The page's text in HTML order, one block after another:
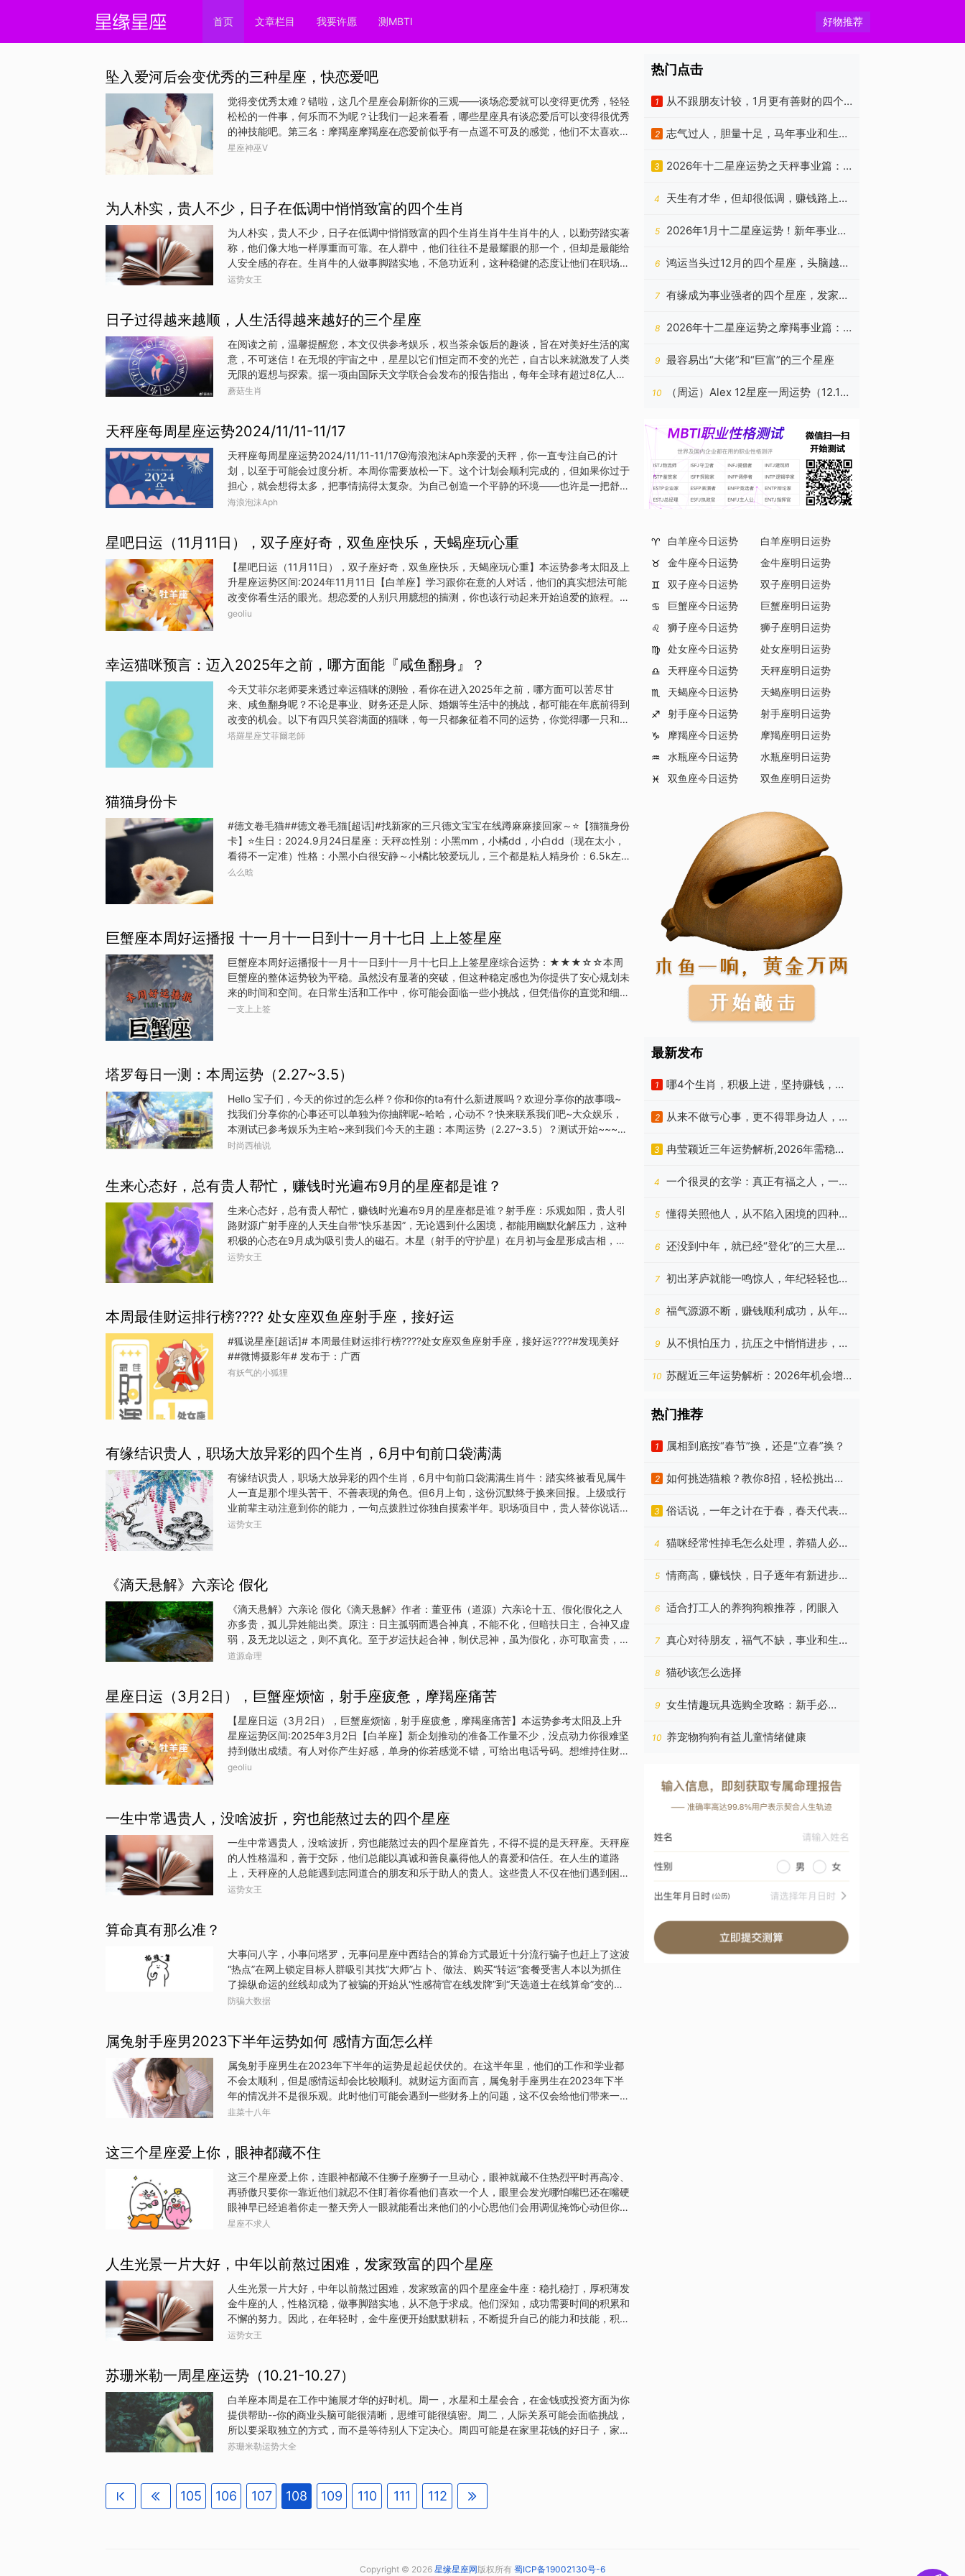
首页 文章栏目 我要许愿 测MBTI 好物推荐
坠入爱河后会变优秀的三种星座，快恋爱吧
觉得变优秀太难？错啦，这几个星座会刷新你的三观——谈场恋爱就可以变得更优秀，轻轻
松松的一件事，何乐而不为呢？让我们一起来看看，哪些星座具有谈恋爱后可以变得很优秀
的神技能吧。第三名：摩羯座摩羯座在恋爱前似乎有一点遥不可及的感觉，他们不太喜欢接
触人，也不是很爱说话，看起来比较冷漠。而在恋爱后，他们就像变了个人似的，积极主动
个眼神过来让你自行体会，真的有点像“狮子”呢。而恋爱之后，狮子座们好像突然间被降服
思还是比较游荡的，也比较爱玩，喜欢去追求刺激以及新鲜感，虽然给人一种果敢善于冒险
的印象，但多多少少也会感觉有一些不可靠
星座神巫V
为人朴实，贵人不少，日子在低调中悄悄致富的四个生肖
为人朴实，贵人不少，日子在低调中悄悄致富的四个生肖生肖牛生肖牛的人，以勤劳踏实著
称，他们像大地一样厚重而可靠。在人群中，他们往往不是最耀眼的那一个，但却是最能给
人安全感的存在。生肖牛的人做事脚踏实地，不急功近利，这种稳健的态度让他们在职场上
赢得了上司的信任和同事的尊重。他们的朴实无华，也让他们在生活中收获了众多真心相待
总是以一颗善良的心去对待周围的人和事。在社交场合，生肖兔的人虽然不善于言辞，但他
们的真诚和善良却总能打动人心，赢得他人的好感。这种性格特质，让他们在人生的旅途中
遇到了不少贵人。这些贵人或许在某个关键时刻给予他们指点迷津，或许在事业上提供助
力，让生肖兔的人在低调中逐渐走向成功，财富也随之而来。生肖羊生肖羊的人，性格内
敛，心思细腻，他们总是能够敏锐地察觉到他人的
运势女王
日子过得越来越顺，人生活得越来越好的三个星座
在阅读之前，温馨提醒您，本文仅供参考娱乐，权当茶余饭后的趣谈，旨在对美好生活的寓
意，不可迷信！在无垠的宇宙之中，星星以它们恒定而不变的光芒，自古以来就激发了人类
无限的遐想与探索。据一项由国际天文学联合会发布的报告指出，每年全球有超过8亿人次
通过各种渠道查询星座运势，这一数字还在逐年增长，这不仅反映了人们对于自身命运的好
们将一起揭开这些星座的神秘面纱，探讨它们如何在变幻莫测的人生旅途中，凭借智慧与勇
气，创造出属于自己的辉煌篇章。一、天秤座：平衡之美，和谐共生天秤座，这个在星空下
熠熠生辉的星座，其名字本身就蕴含着无尽的哲理与智慧。它不仅是公平与和谐的象征，更
是生活中那杆无形却精准的天平，总能巧妙地找到万物之间的最佳平衡点。天秤座的人，仿
佛是从古老典籍中走出的智者，他们的血液中
蘑菇生肖
天秤座每周星座运势2024/11/11-11/17
天秤座每周星座运势2024/11/11-11/17@海浪泡沫Aph亲爱的天秤，你一直专注自己的计
划，以至于可能会过度分析。本周你需要放松一下。这个计划会顺利完成的，但如果你过于
担心，就会想得太多，把事情搞得太复杂。为自己创造一个平静的环境——也许是一把舒适
的椅子、一本记事本、几首能激发灵感的音乐——慢慢花时间去重新审视这个计划。这并不
待，应该会很顺利。本周你的居住环境可能会成为交谈的主题。也许你正考虑买房或重新租
房。如果没有找到让你当即感觉完美的房子，那就慢慢找。与其仓促定下不喜欢的房子，不
如等待合适的。临近周末时收到的某个计划邀约可能会给你带来很多乐趣，但如果你在考虑
拒绝，你要记得这句话。因为你现在真的需要一次无忧无虑的出游，而且你可以稍后再履行
职责。
海浪泡沫Aph
星吧日运（11月11日），双子座好奇，双鱼座快乐，天蝎座玩心重
【星吧日运（11月11日），双子座好奇，双鱼座快乐，天蝎座玩心重】本运势参考太阳及上
升星座运势区间:2024年11月11日【白羊座】学习跟你在意的人对话，他们的真实想法可能
改变你看生活的眼光。想恋爱的人别只用臆想的揣测，你也该行动起来开始追爱的旅程。想
想你的理财大目标，问问你自己每次想买的东西是否都有必要。变得在意别人的表现，若与
密值。找朋友共同合资买乐透会有些小收获，工作方面尽心也能提高财运。新计划的实施多
方面要大家的共同努力，一个人瞎折腾很难成功。【双子座】好奇不安于室的你今天异常沉
稳！让身边的人觉得你这样很踏实。单身的你在选择对象方面别太强调外在条件，桃花缘会
因此变少。财运佳！有进账让你荷包满满，而且你没精力出去挥霍，成功守住。不再一成不
变的环境会带来一次潜能大爆发
geoliu
幸运猫咪预言：迈入2025年之前，哪方面能『咸鱼翻身』？
今天艾菲尔老师要来透过幸运猫咪的测验，看你在进入2025年之前，哪方面可以苦尽甘
来、咸鱼翻身呢？不论是事业、财务还是人际、婚姻等生活中的挑战，都可能在年底前得到
改变的机会。以下有四只笑容满面的猫咪，每一只都象征着不同的运势，你觉得哪一只和你
最有缘、能为你带来好运呢？快来选出一只最能打动你的猫咪，看看在哪一方面你将迎来转
财务困境。贵人运也会相伴而来，他们可能会帮助你找到更好的投资机会或工作，让你的财
务状况逐渐稳定并有所增长。建议你抓住每
塔羅星座艾菲爾老師
猫猫身份卡
#德文卷毛猫##德文卷毛猫[超话]#找新家的三只德文宝宝在线蹲麻麻接回家～⭐️【猫猫身份
卡】⭐️生日：2024.9月24日星座：天秤⚖️性别：小黑mm，小橘dd，小白dd（现在太小，
看得不一定准）性格：小黑小白很安静～小橘比较爱玩儿，三个都是粘人精身价：6.5k左
右（含????）可去新家时间：25年1月24日左右～Ps：照片是三只宝宝刚睁眼时拍的，眼
么么晗
巨蟹座本周好运播报 十一月十一日到十一月十七日 上上签星座
巨蟹座本周好运播报十一月十一日到十一月十七日上上签星座综合运势：★★★☆☆本周
巨蟹座的整体运势较为平稳。虽然没有显著的突破，但这种稳定感也为你提供了安心规划未
来的时间和空间。在日常生活和工作中，你可能会面临一些小挑战，但凭借你的直觉和细腻
的观察力，这些问题都能逐一解决。注意保持内心的平和，以更好地应对环境的变化。爱情
★★★★☆在工作方面，巨蟹座本周会展现出强烈的责任感和执行力。这种态度将被同事
和上司所认可，并可能带来一些新的机会。随着团队责任的提升，你需要进一步发挥领导才
能和协作精神。善于利用团队资源和保持良好的内部沟通，将帮助你在复杂的项目中脱颖而
出。财运：★★★☆☆本周巨蟹座的财务状况较为稳定，
一支上上签
塔罗每日一测：本周运势（2.27~3.5）
Hello 宝子们，今天的你过的怎么样？你和你的ta有什么新进展吗？欢迎分享你的故事哦~
找我们分享你的心事还可以单独为你抽牌呢~哈哈，心动不？快来联系我们吧~大众娱乐，
本测试已参考娱乐为主哈~来到我们今天的主题：本周运势（2.27~3.5）？测试开始~~~~
好，现在深呼吸3次，保持心情平静，默念这个问题三遍“本周运势（2.27~3.5）？”，好，
解决很多难题，被领导夸赞做事风格很独特哦。在行动力上不输任何一个人，跟另一半的关
系也是非常开心的，或单身的宝子这周会做出行动表白喜欢的人哦。宝剑皇后正位：如果宝
子在工作中是是个领导者，会得到很多下属的喜欢，因为你的细心能发现很多细节上的东
西，也会给自己带来一种别样的魅力，只不过有时候会感觉自己比较理智，这时候不要太过
于严厉哦。目前财
时尚西柚说
生来心态好，总有贵人帮忙，赚钱时光遍布9月的星座都是谁？
生来心态好，总有贵人帮忙，赚钱时光遍布9月的星座都是谁？射手座：乐观如阳，贵人引
路财源广射手座的人天生自带“快乐基因”，无论遇到什么困境，都能用幽默化解压力，这种
积极的心态在9月成为吸引贵人的磁石。木星（射手的守护星）在月初与金星形成吉相，为
射手带来广阔的人脉资源，职场中可能遇到赏识其才华的领导，生活中也能结识行业前辈，
长平衡关系，总能用温和的态度化解矛盾，这种高情商在9月转化为实实在在的财运。金星
户或合作伙伴的信任，订单、项目接踵而至，正财收入稳步提升。同时，天秤本月的偏财运
也值得期待，通过朋友介绍的投资机会
运势女王
本周最佳财运排行榜???? 处女座双鱼座射手座，接好运
#狐说星座[超话]# 本周最佳财运排行榜????处女座双鱼座射手座，接好运????#发现美好
##微博摄影年# 发布于：广西
有妖气的小狐狸
有缘结识贵人，职场大放异彩的四个生肖，6月中旬前口袋满满
有缘结识贵人，职场大放异彩的四个生肖，6月中旬前口袋满满生肖牛：踏实终被看见属牛
人一直是那个埋头苦干、不善表现的角色。但6月上旬，这份沉默终于换来回报。上级或行
业前辈主动注意到你的能力，一句点拨胜过你独自摸索半年。职场项目中，贵人替你说话、
帮你争取资源，升职加薪的消息大概率在6月中旬前落地。正财运极旺，加班费、项目奖
息，可能是一次合作引荐，看似不经意，实则改变你接下来半年的收入结构。职场上你的判
运也不错，但切记见好就收，别贪多。生肖马：贵人铺路，一路狂奔2026丙午年，属马人
本命年的压力在6月上旬反而转化为动力。关键
运势女王
《滴天悬解》六亲论 假化
《滴天悬解》六亲论 假化《滴天悬解》作者：董亚伟（道源）六亲论十五、假化假化之人
亦多贵，孤儿异姓能出类。原注：日主孤弱而遇合神真，不能不化，但暗扶日主，合神又虚
弱，及无龙以运之，则不真化。至于岁运扶起合神，制伏忌神，虽为假化，亦可取富贵，虽
是异姓孤儿，可出类拔萃，但其人多执滞偏拗，作事不进，骨肉欠遂。任氏曰：假化之局，
故假化比真化尤难，更宜细究，庶得假化之机。如甲己之合，生于丑戌月，合神虽真，而日
主孤弱无助，不能不化，但秋冬气翕而寒，又有金气暗泄，岁运必须逢火，去其寒湿之气，
则中气和暖矣。生于辰未之月，化神虽有余，而辰乃木之余气，未是通根身库，木未尝无
根，但春夏气辟而暖，又有水木藏根，岁运必须土金之地，去其木之根苗，则无分争矣。如
乙庚之合，日主是木，生于夏令，合神虽不真，
道源命理
星座日运（3月2日），巨蟹座烦恼，射手座疲惫，摩羯座痛苦
【星座日运（3月2日），巨蟹座烦恼，射手座疲惫，摩羯座痛苦】本运势参考太阳及上升
星座运势区间:2025年3月2日【白羊座】新企划推动的准备工作量不少，没点动力你很难坚
持到做出成绩。有人对你产生好感，单身的你若感觉不错，可给出电话号码。想维持住财运
不走差的局面，就得努力克服掉一些理财坏习惯。一件事拖得太久就失去了最好的时机，别
该花的，你都一股脑花出去，之后盘点钱的去处你又后悔。别把自己逼太紧，无心工作就索
性休息一下，改天再继续努力吧！【双子座】到处跑，会接触不少形形色色的人，满足了你
爱交朋友的天性！一时兴起研究了解的婚恋心理学，会帮你解决一个很大的麻烦。算账是件
头疼的事，尤其是在你发觉之前的消费过于浮滥的基础上。思绪清晰，比较适合赶报告或低
调耕耘一些需要长期发展的事务。【巨
geoliu
一生中常遇贵人，没啥波折，穷也能熬过去的四个星座
一生中常遇贵人，没啥波折，穷也能熬过去的四个星座首先，不得不提的是天秤座。天秤座
的人性格温和，善于交际，他们总能以真诚和善良赢得他人的喜爱和信任。在人生的道路
上，天秤座的人总能遇到志同道合的朋友和乐于助人的贵人。这些贵人不仅在他们遇到困难
时伸出援手，更在他们迷茫时给予指引。因此，天秤座的人即使身处逆境，也能迅速找到方
的朋友，一起追求梦想，共同奋斗。同时，射手座的人也有着不错的运气，常能在关键时刻
得到贵人的相助。因此，射手座的人即使遇到再大的困难，也能凭借自己的努力和贵人的帮
助，顺利度过难关。再来说说双子座。双子座的人聪明伶俐，机智过人，他们总能迅速适应
各种环境，找到属于自己的位置。双子座的人善
运势女王
算命真有那么准？
大事问八字，小事问塔罗，无事问星座中西结合的算命方式最近十分流行骗子也赶上了这波
“热点”在网上锁定目标人群吸引其找“大师”占卜、做法、购买“转运”套餐受害人本以为抓住
了操纵命运的丝线却成为了被骗的开始从“性感荷官在线发牌”到“天选道士在线算命”变的只
是形式不变的是诈骗的内核套路解析步骤一骗子冒充“算命大师”“占卜师”等，在抖音、贴
人往指定账户转账，或趁机高价兜售“转运”“消灾”等护身产品和在线做法事、立功德碑等服
务。步骤三骗子以“缺少备注”“操作失误”“增强法事效果”等理由诱导受害人不断转账，骗取
钱财。警方提醒、1、破除封建迷信思想，崇尚科学，切勿相信“破财消灾”“花钱转运”等迷信
说法。 发布于：北京
防骗大数据
属兔射手座男2023下半年运势如何 感情方面怎么样
属兔射手座男生在2023年下半年的运势是起起伏伏的。在这半年里，他们的工作和学业都
不会太顺利，但是感情运却会比较顺利。就财运方面而言，属兔射手座男生在2023年下半
年的情况并不是很乐观。此时他们可能会遇到一些财务上的问题，这不仅会给他们带来一定
的经济压力，还会导致他们感到困难重重。为了化解这些问题，属兔射手座男生需要找到一
难。他们可能需要进行更多的工作以及更密集的学习，才能够达到他们所需要的目标。幸运
的是，在感情方面，属兔射手座男生在2023年下半年的运势非常不错。如果他们已经有了
一个稳定的伴侣，那么这个时期将是他们爱情生活中幸福的时光。他们的感情会变得更加稳
定和充满爱意。相反，如果他们还没有找到合适的对象来共度人生，那么2023年下半年就
是一个非常理想的时间点，因为在这
韭菜十八年
这三个星座爱上你，眼神都藏不住
这三个星座爱上你，连眼神都藏不住狮子座狮子一旦动心，眼神就藏不住热烈平时再高冷、
再骄傲只要你一靠近他们就忍不住盯着你看他们喜欢一个人，眼里会发光哪怕嘴巴还在嘴硬
眼神早已经追着你走一整天旁人一眼就能看出来他们的小心思他们会用调侃掩饰心动但你认
真看，就能发现他们眼里是毫不掩饰的专注和炙热狮子的眼神，就是他们藏不住的情书每一
进心里一动不动地看你，仿佛世界都安静了他们再怎么装作冷静那种深情也遮不住甚至你一
说“别看我了”他们都不带移开视线的天蝎的眼神，太深情也太诚实那是他们藏都藏不住的喜
欢双鱼座双鱼一喜欢你，整个眼神都变温柔了平时再迷糊、再傻傻的只要你一出现，他们的
注意力就只剩你他们会静静看着你笑眼里是止不住的情绪你说话的时候，他们总是看得很认
真哪怕什么都没听进去他们在心动时会害
星座不求人
人生光景一片大好，中年以前熬过困难，发家致富的四个星座
人生光景一片大好，中年以前熬过困难，发家致富的四个星座金牛座：稳扎稳打，厚积薄发
金牛座的人，性格沉稳，做事脚踏实地，从不急于求成。他们深知，成功需要时间的积累和
不懈的努力。因此，在年轻时，金牛座便开始默默耕耘，不断提升自己的能力和技能，积累
经验和资源。他们不畏艰难，即使面对困境也从不轻言放弃，而是选择坚持下去，用实际行
领袖风范狮子座的人，天生具有领袖气质和非凡的勇气。他们敢于挑战自我，追求更高的目
标和更广阔的天地。在年轻时，狮子座便展现出过人的胆识和魄力，勇于承担责任，敢于面
对困难。他们不畏失败，即使遭遇挫折也能迅速调整心态，重新出发。中年之前，狮子座凭
借自己的努力和才华，在职场上崭露头角，成为行业的佼佼者。随着地位的提升和影响力的
扩大，他们的财富也随之水涨船高，实现了人
运势女王
苏珊米勒一周星座运势（10.21-10.27）
白羊座本周是在工作中施展才华的好时机。周一，水星和土星会合，在金钱或投资方面为你
提供帮助--你的商业头脑可能很清晰，思维可能很缜密。周二，人际关系可能会面临挑战，
所以要采取独立的方式，而不是等待别人下定决心。周四可能是在家里花钱的好日子，家人
可能会送给你一份惊喜礼物。金牛座本周是理清头绪、开拓进取的好时机。周一，勤劳的土
最激动人心的一天，热情的火星与金牛座的天王星携手合作--行动可能会引领你达到激动人
心的新高度。双子座本周可能有很多大展身手的机会。周一，聪明的水星与有商业头脑的土
苏珊米勒运势大全
105 106 107 108 109 110 111 112
热门点击
1
从不跟朋友计较，1月更有善财的四个
生肖，意外收获相当多
2
志气过人，胆量十足，马年事业和生意
一马当先的四个属相
3
2026年十二星座运势之天秤事业篇：
平衡暂失，静待云开
4
天生有才华，但却很低调，赚钱路上贵
人多，烦恼少的3个生肖
5
2026年1月十二星座运势！新年事业如
何？
6
鸿运当头过12月的四个星座，头脑越发
灵活，困难消失不见
7
有缘成为事业强者的四个星座，发家致
富无压力，日子顺利十足
8
2026年十二星座运势之摩羯事业篇：
稳筑高台，心有所归
9 最容易出“大佬”和“巨富”的三个星座
10
（周运）Alex 12星座一周运势（12.15
♈ 白羊座今日运势
白羊座明日运势
♉
金牛座今日运势
金牛座明日运势
♊
双子座今日运势
双子座明日运势
♋
巨蟹座今日运势
巨蟹座明日运势
♌
狮子座今日运势
狮子座明日运势
♍
处女座今日运势
处女座明日运势
♎
天秤座今日运势
天秤座明日运势
♏
天蝎座今日运势
天蝎座明日运势
♐
射手座今日运势
射手座明日运势
♑
摩羯座今日运势
摩羯座明日运势
♒
水瓶座今日运势
水瓶座明日运势
♓
双鱼座今日运势 双鱼座明日运势
最新发布
1
哪4个生肖，积极上进，坚持赚钱，福
气和运气都在7月登顶
2
从来不做亏心事，更不得罪身边人，事
业和生意节节高的四种星座
3
冉莹颖近三年运势解析,2026年需稳情
绪2028年迎收获
4
一个很灵的玄学：真正有福之人，一辈
子有这3不碰，越不碰越好命
5
懂得关照他人，从不陷入困境的四种星
座，这几年内风生水起
6
还没到中年，就已经“登化”的三大星座
男
7
初出茅庐就能一鸣惊人，年纪轻轻也有
希望成大器的4个生肖
8
福气源源不断，赚钱顺利成功，从年初
到年底越来越富裕的生肖
9
从不惧怕压力，抗压之中悄悄进步，7
月到8月顺利无阻的星座
10 苏醒近三年运势解析：2026年机会增
年收获增强
热门推荐
1 属相到底按“春节”换，还是“立春”换？
2
如何挑选猫粮？教你8招，轻松挑出优
质猫粮！
3
俗话说，一年之计在于春，春天代表着
朝气蓬勃、代表着希望
4
猫咪经常性掉毛怎么处理，养猫人必
看！
5
情商高，赚钱快，日子逐年有新进步的
四个星座，今年更好
6 适合打工人的养狗狗粮推荐，闭眼入
7
真心对待朋友，福气不缺，事业和生意
蒸蒸日上的四个星座
8 猫砂该怎么选择
9
女生情趣玩具选购全攻略：新手必
读！！！
10 养宠物狗狗有益儿童情绪健康
Copyright © 2026 星缘星座网版权所有 蜀ICP备19002130号-6